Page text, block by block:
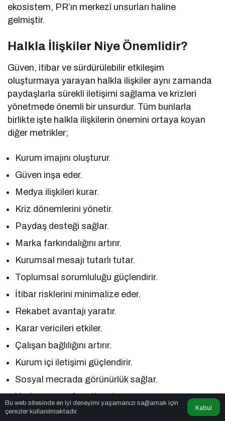
ekosistem, PR’ın merkezî unsurları haline
gelmiştir.
Halkla İlişkiler Niye Önemlidir?
Güven, itibar ve sürdürülebilir etkileşim
oluşturmaya yarayan halkla ilişkiler aynı zamanda
paydaşlarla sürekli iletişimi sağlama ve krizleri
yönetmede önemli bir unsurdur. Tüm bunlarla
birlikte işte halkla ilişkilerin önemini ortaya koyan
diğer metrikler;
Kurum imajını oluşturur.
Güven inşa eder.
Medya ilişkileri kurar.
Kriz dönemlerini yönetir.
Paydaş desteği sağlar.
Marka farkındalığını artırır.
Kurumsal mesajı tutarlı tutar.
Toplumsal sorumluluğu güçlendirir.
İtibar risklerini minimalize eder.
Rekabet avantajı yaratır.
Karar vericileri etkiler.
Çalışan bağlılığını artırır.
Kurum içi iletişimi güçlendirir.
Sosyal mecrada görünürlük sağlar.
Yeni pazar ve fırsatlara kapı açar.
Toplumla diyaloğu sürdürür.
Bu web sitesinde en iyi deneyimi yaşamanızı sağlamak için
çerezler kullanılmaktadır.
Kabul